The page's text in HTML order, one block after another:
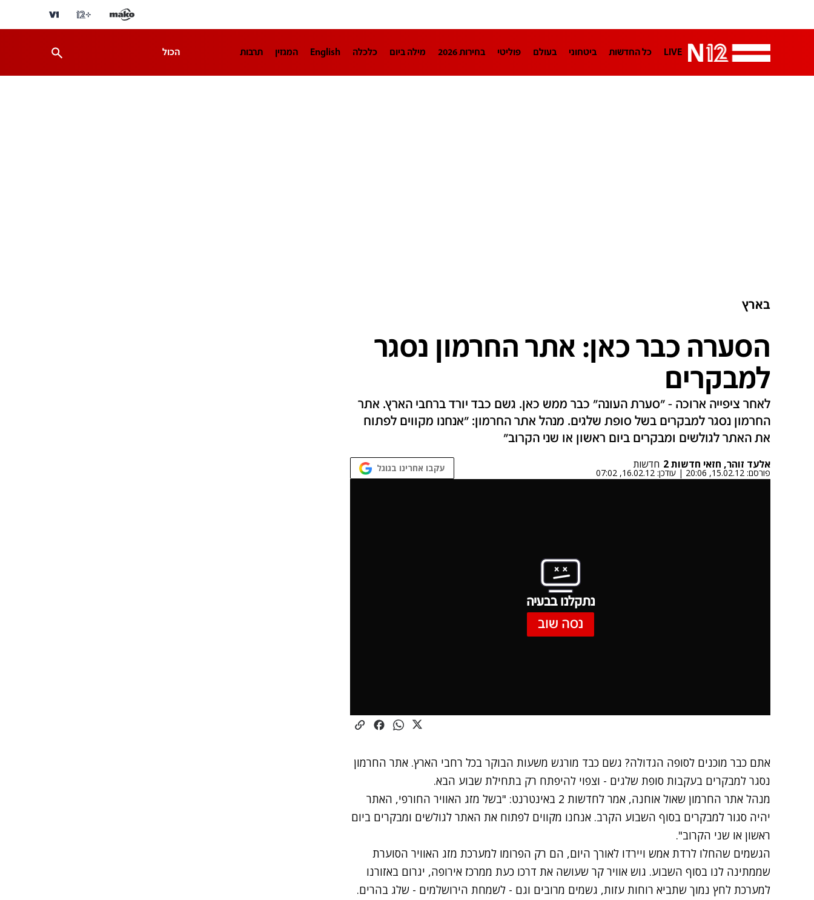
LIVE כל החדשות ביטחוני בעולם פוליטי בחירות 2026 מילה ביום כלכלה English המגזין תרבות הכול
בארץ
הסערה כבר כאן: אתר החרמון נסגר
למבקרים
לאחר ציפייה ארוכה - "סערת העונה" כבר ממש כאן. גשם כבד יורד ברחבי הארץ. אתר
החרמון נסגר למבקרים בשל סופת שלגים. מנהל אתר החרמון: "אנחנו מקווים לפתוח
את האתר לגולשים ומבקרים ביום ראשון או שני הקרוב"
אלעד זוהר, חזאי חדשות 2 חדשות
פורסם: 15.02.12, 20:06
| עודכן: 16.02.12, 07:02 עקבו אחרינו בגוגל
נתקלנו בבעיה
נסה שוב
אתם כבר מוכנים לסופה הגדולה? גשם כבד מורגש משעות הבוקר בכל רחבי הארץ. אתר החרמון
נסגר למבקרים בעקבות סופת שלגים - וצפוי להיפתח רק בתחילת שבוע הבא.
מנהל אתר החרמון שאול אוחנה, אמר לחדשות 2 באינטרנט: "בשל מזג האוויר החורפי, האתר
יהיה סגור למבקרים בסוף השבוע הקרב. אנחנו מקווים לפתוח את האתר לגולשים ומבקרים ביום
ראשון או שני הקרוב".
הגשמים שהחלו לרדת אמש ויירדו לאורך היום, הם רק הפרומו למערכת מזג האוויר הסוערת
שממתינה לנו בסוף השבוע. גוש אוויר קר שעושה את דרכו כעת ממרכז אירופה, יגרום באזורנו
למערכת לחץ נמוך שתביא רוחות עזות, גשמים מרובים וגם - לשמחת הירושלמים - שלג בהרים.